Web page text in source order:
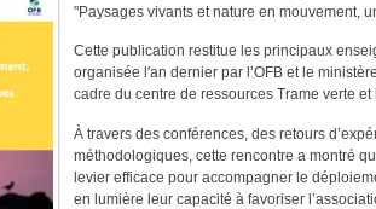
"Paysages vivants et nature en mouvement,
Cette publication restitue les principaux
organisée l'an dernier par l’OFB et le
cadre du centre de ressources Trame verte et
À travers des conférences, des retours
méthodologiques, cette rencontre a montré
levier efficace pour accompagner le
en lumière leur capacité à favoriser